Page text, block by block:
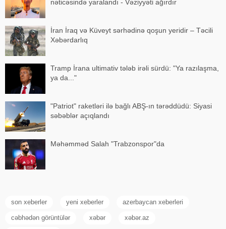
nəticəsində yaralandı - Vəziyyəti ağırdır
İran İraq və Küveyt sərhədinə qoşun yeridir – Təcili
Xəbərdarlıq
Tramp İrana ultimativ tələb irəli sürdü: "Ya razılaşma,
ya da..."
"Patriot" raketləri ilə bağlı ABŞ-ın tərəddüdü: Siyasi
səbəblər açıqlandı
Məhəmməd Salah "Trabzonspor"da
son xeberler yeni xeberler azerbaycan xeberleri
cəbhədən görüntülər xəbər xəbər.az